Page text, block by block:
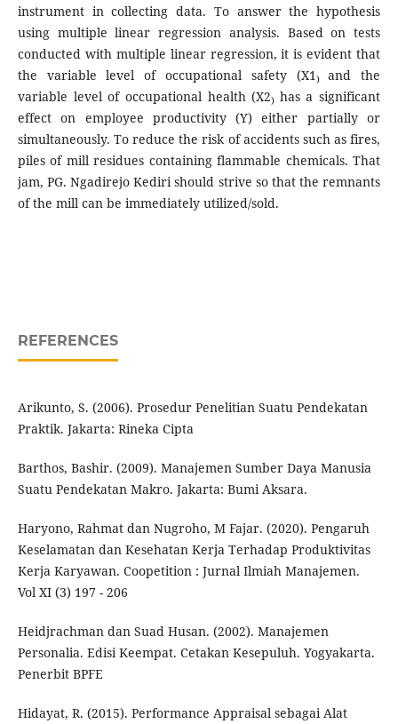
instrument in collecting data. To answer the hypothesis
using multiple linear regression analysis. Based on tests
conducted with multiple linear regression, it is evident that
the variable level of occupational safety (X1)and the
variable level of occupational health (X2) has a significant
effect on employee productivity (Y) either partially or
simultaneously. To reduce the risk of accidents such as fires,
piles of mill residues containing flammable chemicals. That
jam, PG. Ngadirejo Kediri should strive so that the remnants
of the mill can be immediately utilized/sold.
REFERENCES
Arikunto, S. (2006). Prosedur Penelitian Suatu Pendekatan
Praktik. Jakarta: Rineka Cipta
Barthos, Bashir. (2009). Manajemen Sumber Daya Manusia
Suatu Pendekatan Makro. Jakarta: Bumi Aksara.
Haryono, Rahmat dan Nugroho, M Fajar. (2020). Pengaruh
Keselamatan dan Kesehatan Kerja Terhadap Produktivitas
Kerja Karyawan. Coopetition : Jurnal Ilmiah Manajemen.
Vol XI (3) 197 - 206
Heidjrachman dan Suad Husan. (2002). Manajemen
Personalia. Edisi Keempat. Cetakan Kesepuluh. Yogyakarta.
Penerbit BPFE
Hidayat, R. (2015). Performance Appraisal sebagai Alat